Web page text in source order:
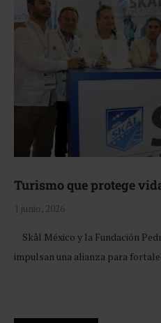
Turismo que protege
1 junio, 2026
Skål México y la Fundación
impulsan una alianza para